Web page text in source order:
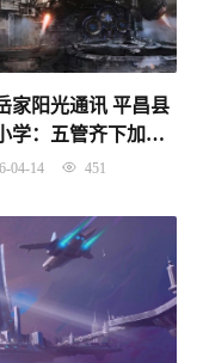
家阳光通讯 平昌县
学：五管齐下加强
理促进学生身心健
04-14 451